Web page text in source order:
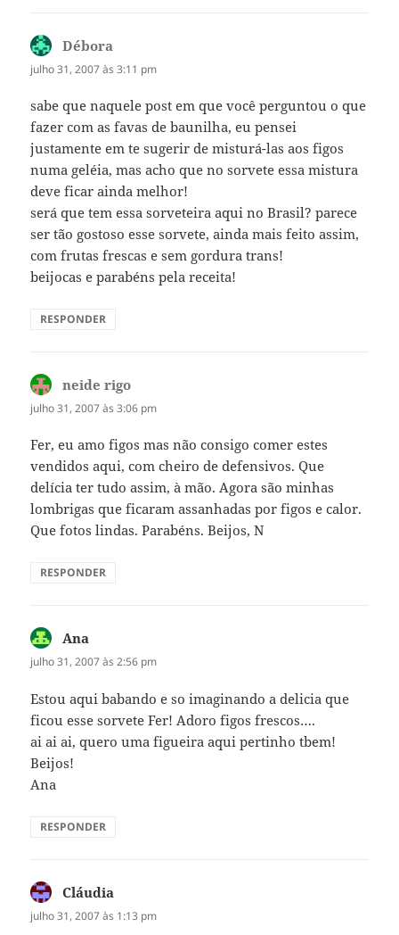
Débora
julho 31, 2007 às 3:11 pm
sabe que naquele post em que você perguntou o que
fazer com as favas de baunilha, eu pensei
justamente em te sugerir de misturá-las aos figos
numa geléia, mas acho que no sorvete essa mistura
deve ficar ainda melhor!
será que tem essa sorveteira aqui no Brasil? parece
ser tão gostoso esse sorvete, ainda mais feito assim,
com frutas frescas e sem gordura trans!
beijocas e parabéns pela receita!
RESPONDER
neide rigo
julho 31, 2007 às 3:06 pm
Fer, eu amo figos mas não consigo comer estes
vendidos aqui, com cheiro de defensivos. Que
delícia ter tudo assim, à mão. Agora são minhas
lombrigas que ficaram assanhadas por figos e calor.
Que fotos lindas. Parabéns. Beijos, N
RESPONDER
Ana
julho 31, 2007 às 2:56 pm
Estou aqui babando e so imaginando a delicia que
ficou esse sorvete Fer! Adoro figos frescos….
ai ai ai, quero uma figueira aqui pertinho tbem!
Beijos!
Ana
RESPONDER
Cláudia
julho 31, 2007 às 1:13 pm